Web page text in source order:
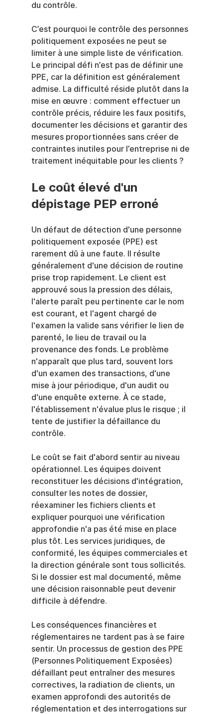
du contrôle.
C’est pourquoi le contrôle des personnes
politiquement exposées ne peut se
limiter à une simple liste de vérification.
Le principal défi n’est pas de définir une
PPE, car la définition est généralement
admise. La difficulté réside plutôt dans la
mise en œuvre : comment effectuer un
contrôle précis, réduire les faux positifs,
documenter les décisions et garantir des
mesures proportionnées sans créer de
contraintes inutiles pour l’entreprise ni de
traitement inéquitable pour les clients ?
Le coût élevé d'un
dépistage PEP erroné
Un défaut de détection d'une personne
politiquement exposée (PPE) est
rarement dû à une faute. Il résulte
généralement d'une décision de routine
prise trop rapidement. Le client est
approuvé sous la pression des délais,
l'alerte paraît peu pertinente car le nom
est courant, et l'agent chargé de
l'examen la valide sans vérifier le lien de
parenté, le lieu de travail ou la
provenance des fonds. Le problème
n'apparaît que plus tard, souvent lors
d'un examen des transactions, d'une
mise à jour périodique, d'un audit ou
d'une enquête externe. À ce stade,
l'établissement n'évalue plus le risque ; il
tente de justifier la défaillance du
contrôle.
Le coût se fait d'abord sentir au niveau
opérationnel. Les équipes doivent
reconstituer les décisions d'intégration,
consulter les notes de dossier,
réexaminer les fichiers clients et
expliquer pourquoi une vérification
approfondie n'a pas été mise en place
plus tôt. Les services juridiques, de
conformité, les équipes commerciales et
la direction générale sont tous sollicités.
Si le dossier est mal documenté, même
une décision raisonnable peut devenir
difficile à défendre.
Les conséquences financières et
réglementaires ne tardent pas à se faire
sentir. Un processus de gestion des PPE
(Personnes Politiquement Exposées)
défaillant peut entraîner des mesures
correctives, la radiation de clients, un
examen approfondi des autorités de
réglementation et des interrogations sur